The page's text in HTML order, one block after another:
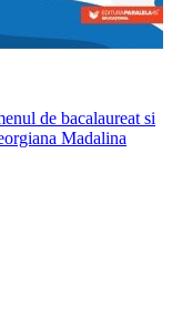
de bacalaureat si
Madalina